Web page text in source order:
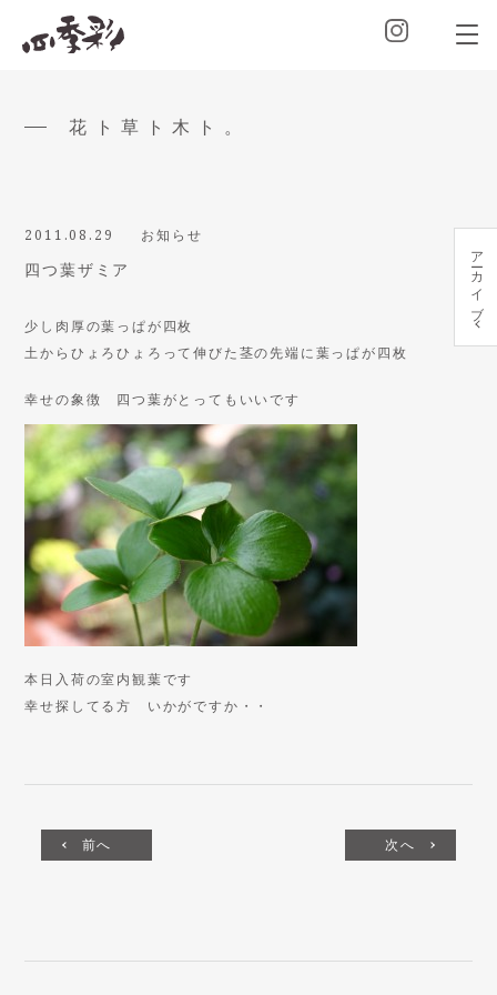
花ト草ト木ト。
2011.08.29 お知らせ
四つ葉ザミア
少し肉厚の葉っぱが四枚
土からひょろひょろって伸びた茎の先端に葉っぱが四枚
幸せの象徴 四つ葉がとってもいいです
本日入荷の室内観葉です
幸せ探してる方 いかがですか・・
前へ 次へ
アーカイブ